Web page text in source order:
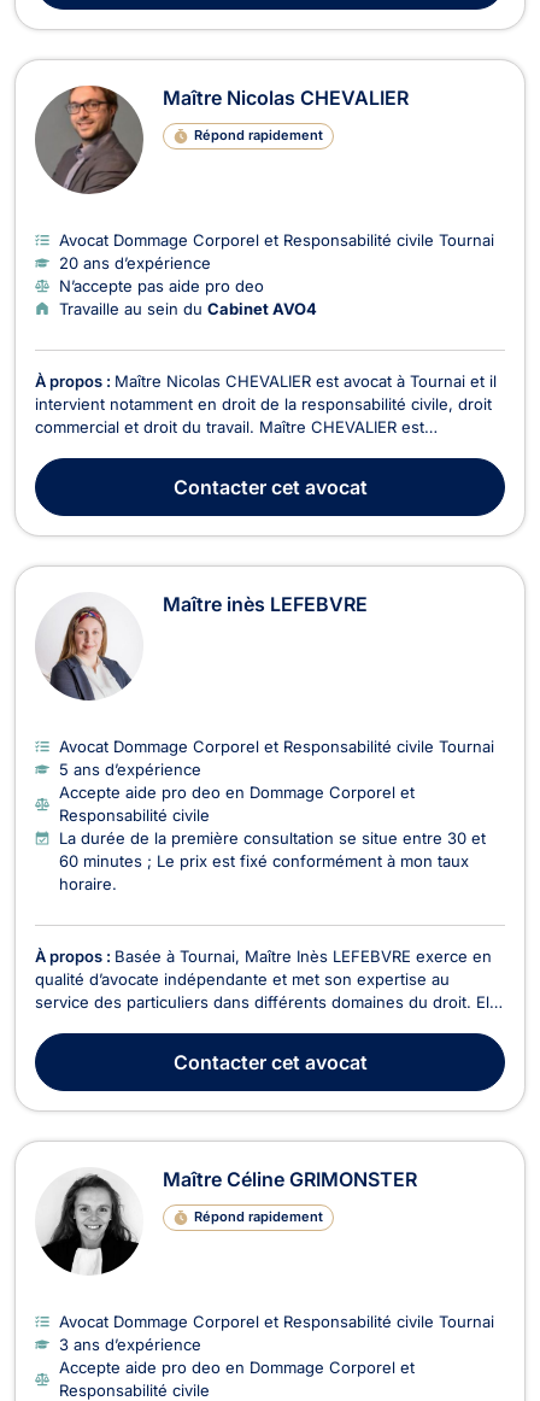
Maître Nicolas CHEVALIER
Répond rapidement
Avocat Dommage Corporel et Responsabilité civile Tournai
20 ans d’expérience
N’accepte pas aide pro deo
Travaille au sein du Cabinet AVO4
À propos : Maître Nicolas CHEVALIER est avocat à Tournai et il
intervient notamment en droit de la responsabilité civile, droit
commercial et droit du travail. Maître CHEVALIER est
dans vos contentieux, que vous ayez subi un dommage
(accident, dommage du fait d’un produit, p...
Contactercet avocat
Maître inès LEFEBVRE
Avocat Dommage Corporel et Responsabilité civile Tournai
5 ans d’expérience
Accepte aide pro deo en Dommage Corporel et
Responsabilité civile
La durée de la première consultation se situe entre 30 et
60 minutes ; Le prix est fixé conformément à mon taux
horaire.
À propos : Basée à Tournai, Maître Inès LEFEBVRE exerce en
qualité d’avocate indépendante et met son expertise au
service des particuliers dans différents domaines du droit. Elle
(accident de circulation, conduite en état d'ivresse, sous
stupéfiants, délit de fuite,...) ;En dro...
Contactercet avocat
Maître Céline GRIMONSTER
Répond rapidement
Avocat Dommage Corporel et Responsabilité civile Tournai
3 ans d’expérience
Accepte aide pro deo en Dommage Corporel et
Responsabilité civile